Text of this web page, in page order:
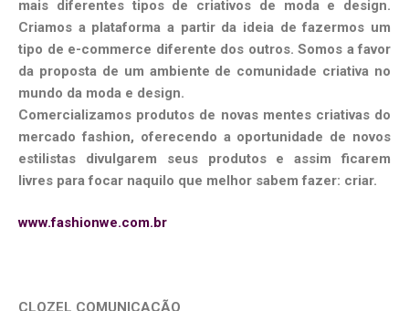
mais diferentes tipos de criativos de moda e design.
Criamos a plataforma a partir da ideia de fazermos um
tipo de e-commerce diferente dos outros. Somos a favor
da proposta de um ambiente de comunidade criativa no
mundo da moda e design.
Comercializamos produtos de novas mentes criativas do
mercado fashion, oferecendo a oportunidade de novos
estilistas divulgarem seus produtos e assim ficarem
livres para focar naquilo que melhor sabem fazer: criar.
www.fashionwe.com.br
CLOZEL COMUNICAÇÃO